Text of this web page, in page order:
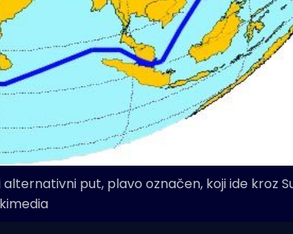
put, plavo označen, koji ide kroz